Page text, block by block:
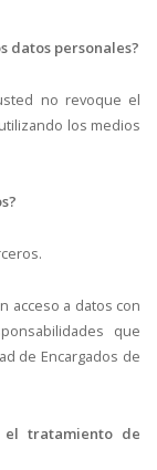
datos personales?
no revoque el
los medios
acceso a datos con
que
de Encargados de
el tratamiento de